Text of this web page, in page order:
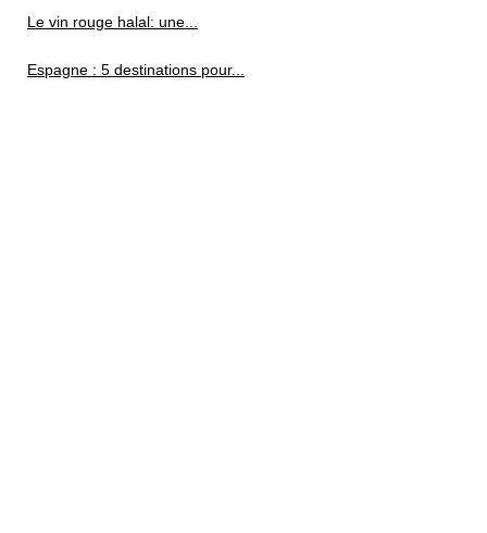
Le vin rouge halal: une...
Espagne : 5 destinations pour...